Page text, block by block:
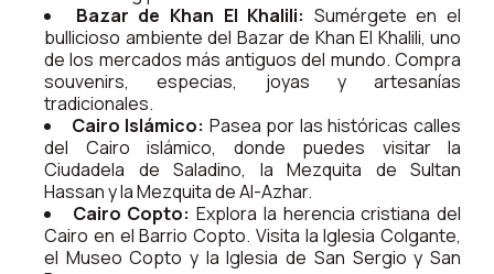
Bazar de Khan El Khalili: Sumérgete en el
bullicioso ambiente del Bazar de Khan El Khalili, uno
de los mercados más antiguos del mundo. Compra
souvenirs, especias, joyas y artesanías
tradicionales.
Cairo Islámico: Pasea por las históricas calles
del Cairo islámico, donde puedes visitar la
Ciudadela de Saladino, la Mezquita de Sultan
Hassan y la Mezquita de Al-Azhar.
Cairo Copto: Explora la herencia cristiana del
Cairo en el Barrio Copto. Visita la Iglesia Colgante,
el Museo Copto y la Iglesia de San Sergio y San